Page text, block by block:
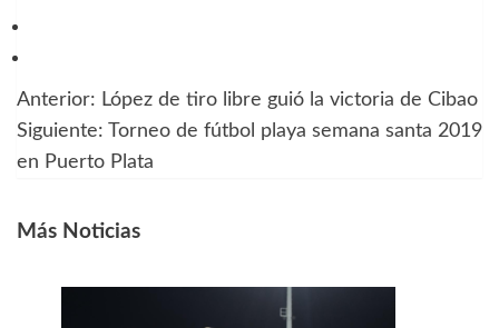
Navegación
de
Anterior: López de tiro libre guió la victoria de Cibao
Siguiente:
Torneo de fútbol playa semana santa 2019
en Puerto Plata
Más Noticias